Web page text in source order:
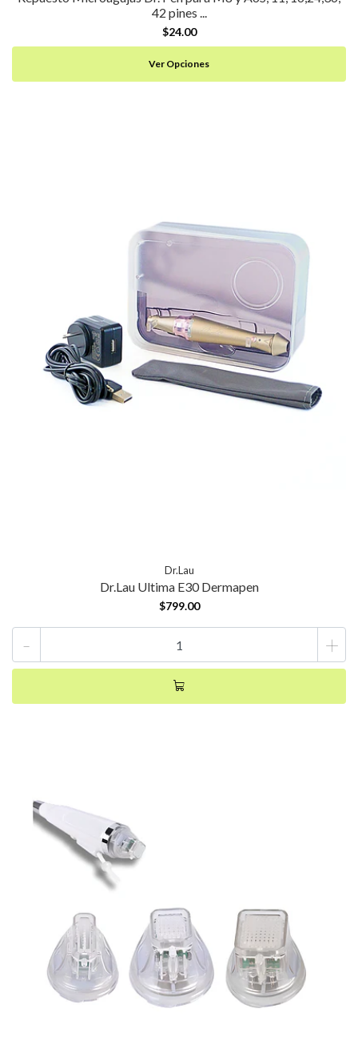
42 pines ...
$24.00
Ver Opciones
Dr.Lau
Dr.Lau Ultima E30 Dermapen
$799.00
- +